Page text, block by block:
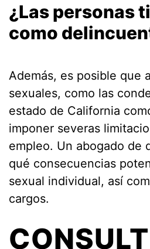
¿Las personas
como
Además, es posible que
sexuales, como las
estado de California
imponer severas
empleo. Un abogado de
qué consecuencias
sexual individual, así
cargos.